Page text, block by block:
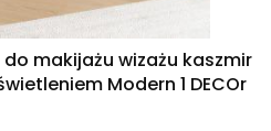
makijażu wizażu kaszmir
Modern 1 DECOr